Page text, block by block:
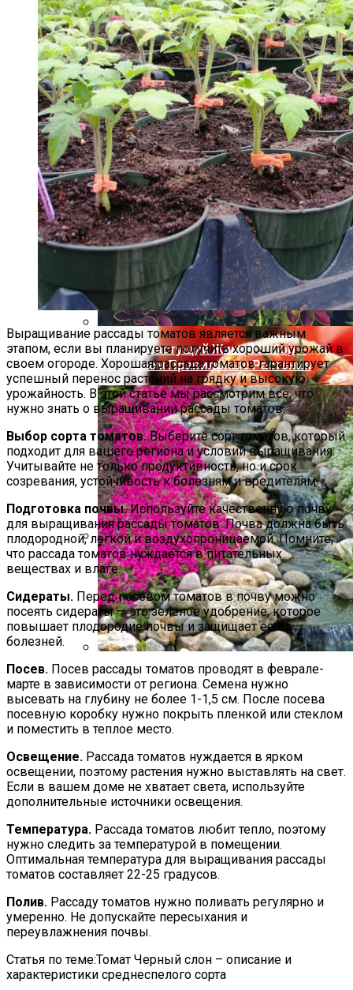
Удобрения Для Перца: Средства,
Нормы И Особенности Внесения
Как Сохранить Свежие Томаты
Надолго
Что Можно Посадить Рядом С
Хвойными – Примеры Удачных
Сочетаний Растений
Быстрорастущий Живой Забор —
Выбираем Правильные Растения
Альпийская Горка – Как Сделать
Своими Руками Быстро И Просто
Выращивание рассады томатов является важным
этапом, если вы планируете получить хороший урожай в
своем огороде. Хорошая рассада томатов гарантирует
успешный перенос растений на грядку и высокую
урожайность. В этой статье мы рассмотрим все, что
нужно знать о выращивании рассады томатов.
Выбор сорта томатов.Выберите сорт томатов, который
подходит для вашего региона и условий выращивания.
Учитывайте не только продуктивность, но и срок
созревания, устойчивость к болезням и вредителям.
Подготовка почвы.Используйте качественную почву
для выращивания рассады томатов. Почва должна быть
плодородной, легкой и воздухопроницаемой. Помните,
что рассада томатов нуждается в питательных
веществах и влаге.
Сидераты. Перед посевом томатов в почву можно
посеять сидераты — это зеленое удобрение, которое
повышает плодородие почвы и защищает ее от
болезней.
Посев. Посев рассады томатов проводят в феврале-
марте в зависимости от региона. Семена нужно
высевать на глубину не более 1-1,5 см. После посева
посевную коробку нужно покрыть пленкой или стеклом
и поместить в теплое место.
Освещение. Рассада томатов нуждается в ярком
освещении, поэтому растения нужно выставлять на свет.
Если в вашем доме не хватает света, используйте
дополнительные источники освещения.
Температура. Рассада томатов любит тепло, поэтому
нужно следить за температурой в помещении.
Оптимальная температура для выращивания рассады
томатов составляет 22-25 градусов.
Полив. Рассаду томатов нужно поливать регулярно и
умеренно. Не допускайте пересыхания и
переувлажнения почвы.
Статья по теме:Томат Черный слон – описание и
характеристики среднеспелого сорта